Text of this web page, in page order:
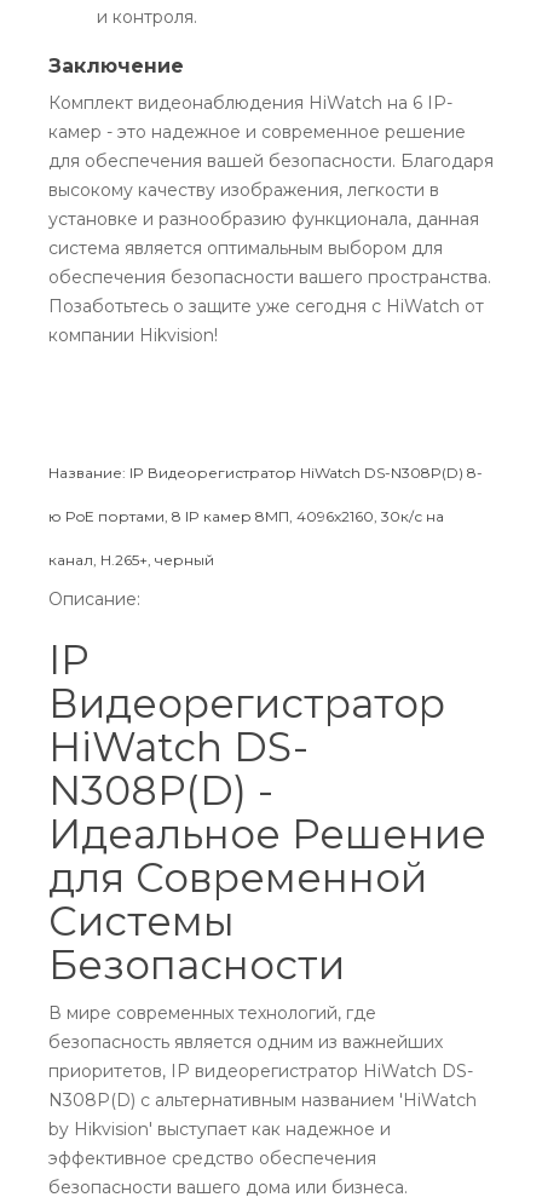
и контроля.
Заключение
Комплект видеонаблюдения HiWatch на 6 IP-
камер - это надежное и современное решение
для обеспечения вашей безопасности. Благодаря
высокому качеству изображения, легкости в
установке и разнообразию функционала, данная
система является оптимальным выбором для
обеспечения безопасности вашего пространства.
Позаботьтесь о защите уже сегодня с HiWatch от
компании Hikvision!
Название: IP Видеорегистратор HiWatch DS-N308P(D) 8-
ю PoE портами, 8 IP камер 8МП, 4096x2160, 30к/с на
канал, H.265+, черный
Описание:
IP
Видеорегистратор
HiWatch DS-
N308P(D) -
Идеальное Решение
для Современной
Системы
Безопасности
В мире современных технологий, где
безопасность является одним из важнейших
приоритетов, IP видеорегистратор HiWatch DS-
N308P(D) с альтернативным названием 'HiWatch
by Hikvision' выступает как надежное и
эффективное средство обеспечения
безопасности вашего дома или бизнеса.